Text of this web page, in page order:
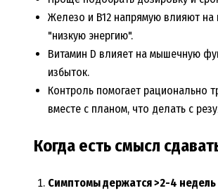
Железо и B12 напрямую влияют
"низкую энергию".
Витамин D влияет на мышечную
избыток.
Контроль помогает рационально
вместе с планом, что делать с
Когда есть смысл
Симптомы держатся >2-4